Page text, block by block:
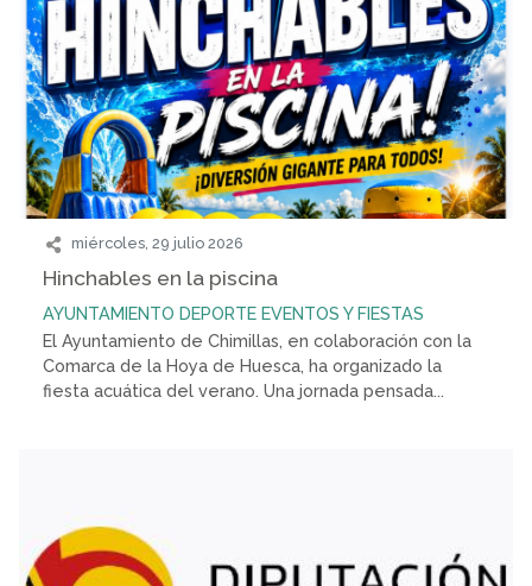
miércoles, 29 julio 2026
Hinchables en la piscina
AYUNTAMIENTO DEPORTE EVENTOS Y FIESTAS
El Ayuntamiento de Chimillas, en colaboración con la
Comarca de la Hoya de Huesca, ha organizado la
fiesta acuática del verano. Una jornada pensada...